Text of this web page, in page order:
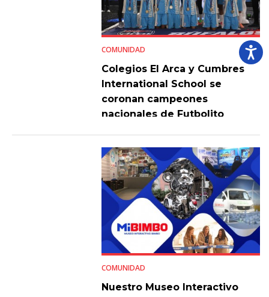
COMUNIDAD
Colegios El Arca y Cumbres
International School se
coronan campeones
nacionales de Futbolito
COMUNIDAD
Nuestro Museo Interactivo